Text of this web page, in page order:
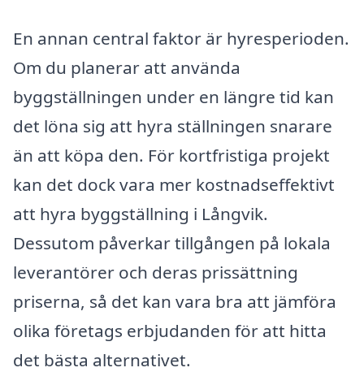
En annan central faktor är hyresperioden.
Om du planerar att använda
byggställningen under en längre tid kan
det löna sig att hyra ställningen snarare
än att köpa den. För kortfristiga projekt
kan det dock vara mer kostnadseffektivt
att hyra byggställning i Långvik.
Dessutom påverkar tillgången på lokala
leverantörer och deras prissättning
priserna, så det kan vara bra att jämföra
olika företags erbjudanden för att hitta
det bästa alternativet.